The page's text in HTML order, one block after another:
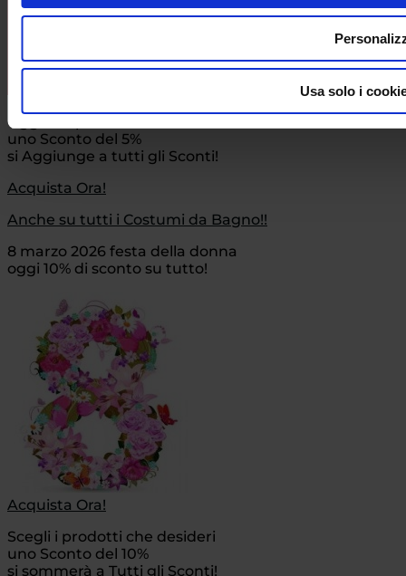
Usa solo i
Oggi 16 Aprile 2026
uno Sconto del 5%
si Aggiunge a tutti gli Sconti!
Acquista Ora!
Anche su tutti i Costumi da Bagno!!
8 marzo 2026 festa della donna
oggi 10% di sconto su tutto!
Acquista Ora!
Scegli i prodotti che desideri
uno Sconto del 10%
si sommerà a Tutti gli Sconti!